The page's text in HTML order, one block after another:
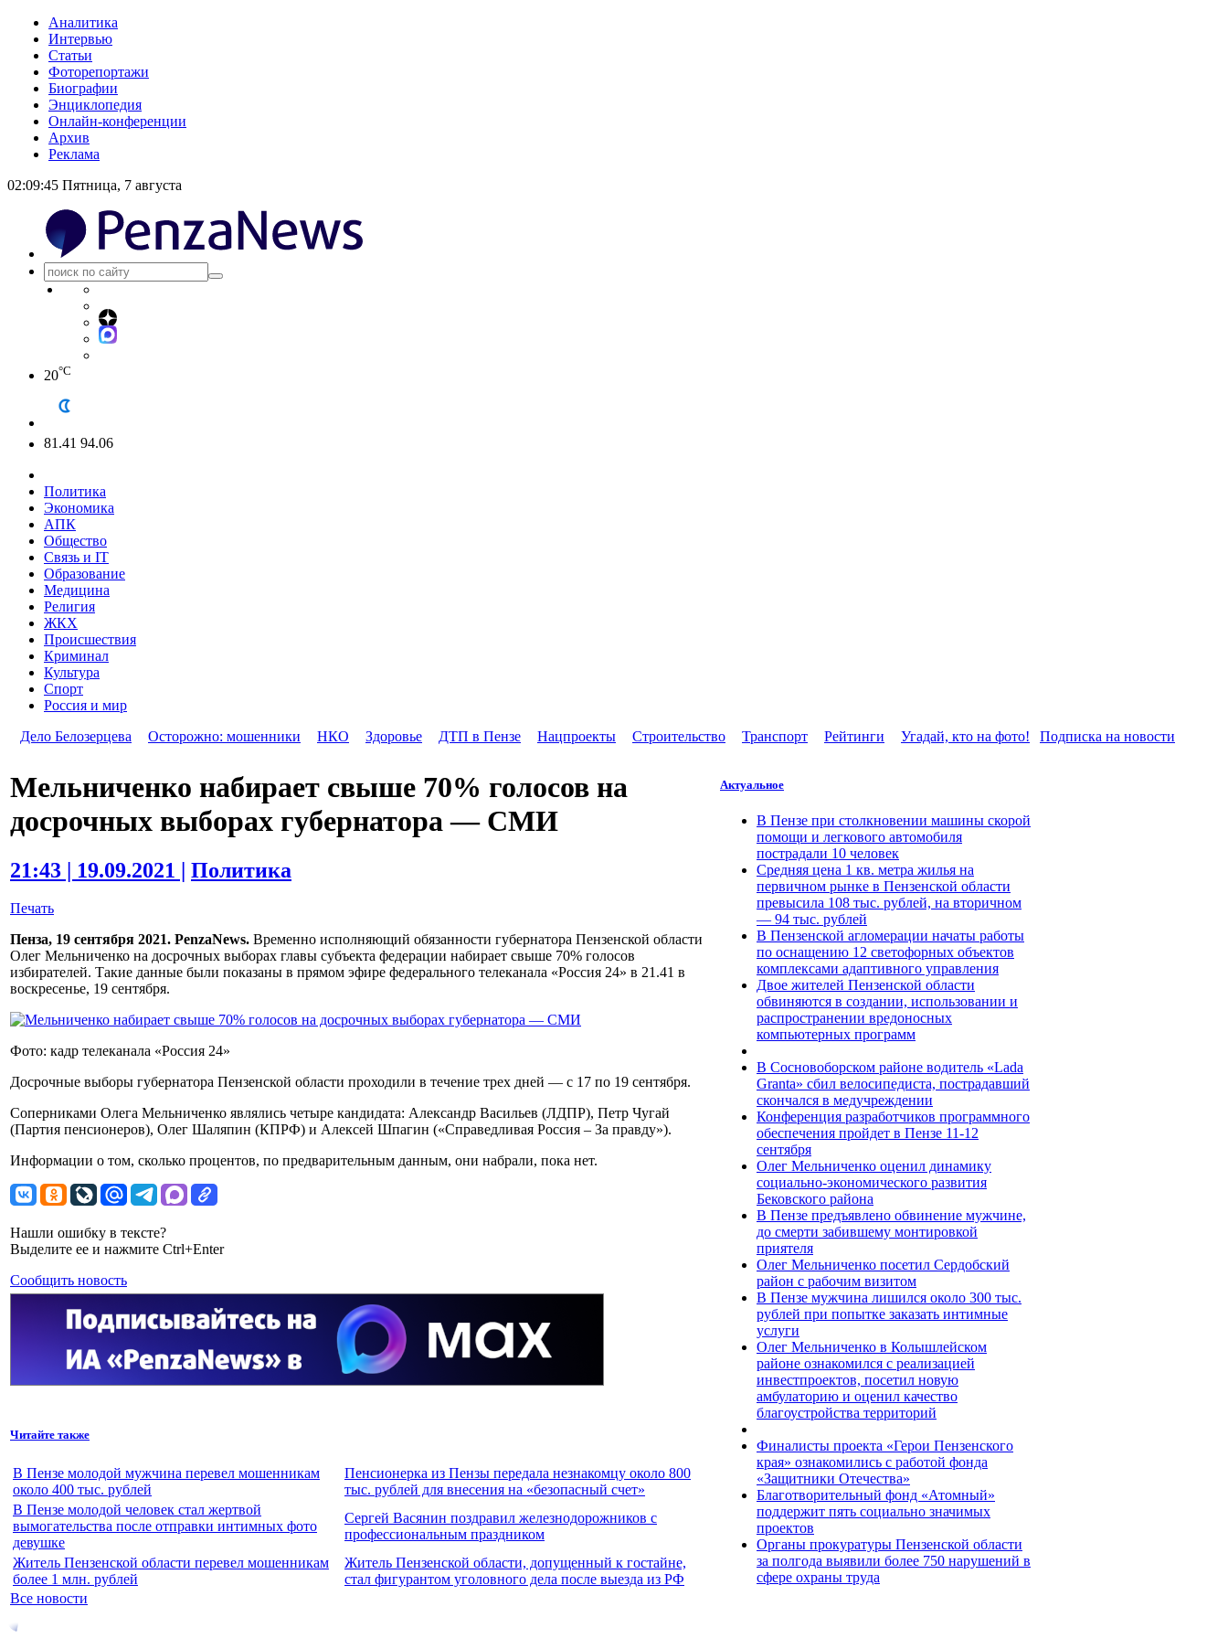
Аналитика
Интервью
Статьи
Фоторепортажи
Биографии
Энциклопедия
Онлайн-конференции
Архив
Реклама
02:09:45 Пятница, 7 августа
20°C
81.41 94.06
Политика
Экономика
АПК
Общество
Связь и IT
Образование
Медицина
Религия
ЖКХ
Происшествия
Криминал
Культура
Спорт
Россия и мир
Дело Белозерцева
Осторожно: мошенники НКО Здоровье ДТП в Пензе Нацпроекты Строительство Транспорт Рейтинги Угадай, кто на фото! Подписка на новости
Мельниченко набирает свыше 70% голосов на
досрочных выборах губернатора — СМИ
21:43 | 19.09.2021 | Политика
Печать
Пенза, 19 сентября 2021. PenzaNews. Временно исполняющий обязанности губернатора Пензенской области
Олег Мельниченко на досрочных выборах главы субъекта федерации набирает свыше 70% голосов
избирателей. Такие данные были показаны в прямом эфире федерального телеканала «Россия 24» в 21.41 в
воскресенье, 19 сентября.
Фото: кадр телеканала «Россия 24»
Досрочные выборы губернатора Пензенской области проходили в течение трех дней — с 17 по 19 сентября.
Соперниками Олега Мельниченко являлись четыре кандидата: Александр Васильев (ЛДПР), Петр Чугай
(Партия пенсионеров), Олег Шаляпин (КПРФ) и Алексей Шпагин («Справедливая Россия – За правду»).
Информации о том, сколько процентов, по предварительным данным, они набрали, пока нет.
Нашли ошибку в тексте?
Выделите ее и нажмите Ctrl+Enter
Сообщить новость
Читайте также
В Пензе молодой мужчина перевел мошенникам
около 400 тыс. рублей
Пенсионерка из Пензы передала незнакомцу около 800
тыс. рублей для внесения на «безопасный счет»
В Пензе молодой человек стал жертвой
вымогательства после отправки интимных фото
девушке
Сергей Васянин поздравил железнодорожников с
профессиональным праздником
Житель Пензенской области перевел мошенникам
более 1 млн. рублей
Житель Пензенской области, допущенный к гостайне,
стал фигурантом уголовного дела после выезда из РФ
Все новости
Актуальное
В Пензе при столкновении машины скорой
помощи и легкового автомобиля
пострадали 10 человек
Средняя цена 1 кв. метра жилья на
первичном рынке в Пензенской области
превысила 108 тыс. рублей, на вторичном
— 94 тыс. рублей
В Пензенской агломерации начаты работы
по оснащению 12 светофорных объектов
комплексами адаптивного управления
Двое жителей Пензенской области
обвиняются в создании, использовании и
распространении вредоносных
компьютерных программ
В Сосновоборском районе водитель «Lada
Granta» сбил велосипедиста, пострадавший
скончался в медучреждении
Конференция разработчиков программного
обеспечения пройдет в Пензе 11-12
сентября
Олег Мельниченко оценил динамику
социально-экономического развития
Бековского района
В Пензе предъявлено обвинение мужчине,
до смерти забившему монтировкой
приятеля
Олег Мельниченко посетил Сердобский
район с рабочим визитом
В Пензе мужчина лишился около 300 тыс.
рублей при попытке заказать интимные
услуги
Олег Мельниченко в Колышлейском
районе ознакомился с реализацией
инвестпроектов, посетил новую
амбулаторию и оценил качество
благоустройства территорий
Финалисты проекта «Герои Пензенского
края» ознакомились с работой фонда
«Защитники Отечества»
Благотворительный фонд «Атомный»
поддержит пять социально значимых
проектов
Органы прокуратуры Пензенской области
за полгода выявили более 750 нарушений в
сфере охраны труда